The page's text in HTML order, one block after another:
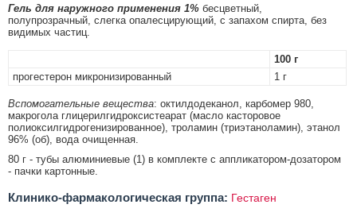
Гель для наружного применения 1% бесцветный,
полупрозрачный, слегка опалесцирующий, с запахом спирта, без
видимых частиц.
100 г
прогестерон микронизированный
1 г
Вспомогательные вещества: октилдодеканол, карбомер 980,
макрогола глицерилгидроксистеарат (масло касторовое
полиоксилгидрогенизированное), троламин (триэтаноламин), этанол
96% (об), вода очищенная.
80 г - тубы алюминиевые (1) в комплекте с аппликатором-дозатором
- пачки картонные.
Клинико-фармакологическая группа: Гестаген